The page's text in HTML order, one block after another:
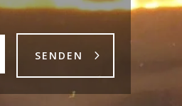
SENDEN